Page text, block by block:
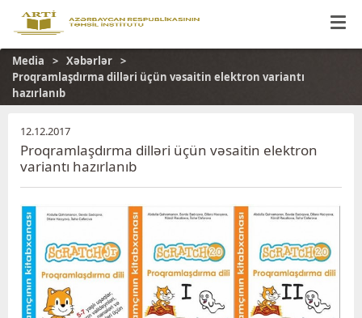
Media
Xəbərlər
Proqramlaşdırma dilləri üçün vəsaitin elektron variantı
hazırlanıb
12.12.2017
Proqramlaşdırma dilləri üçün vəsaitin elektron
variantı hazırlanıb